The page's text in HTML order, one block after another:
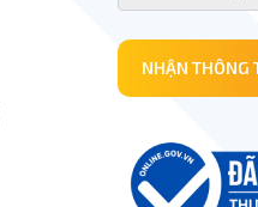
NHẬN THÔNG